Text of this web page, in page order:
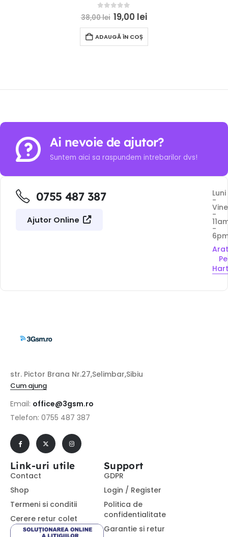
0 out of 5
38,00lei 19,00 lei
ADAUGĂ ÎN COȘ
Ai nevoie de ajutor?
Suntem aici sa raspundem intrebarilor dvs!
0755 487 387
Ajutor Online
Luni
-
-
-
Pe
str. Pictor Brana Nr.27,Selimbar,Sibiu
Cum ajung
Email: office@3gsm.ro
Telefon: 0755 487 387
Link-uri utile
Contact
Shop
Termeni si conditii
Cerere retur colet
Support
GDPR
Login / Register
Politica de
confidentialitate
Garantie si retur